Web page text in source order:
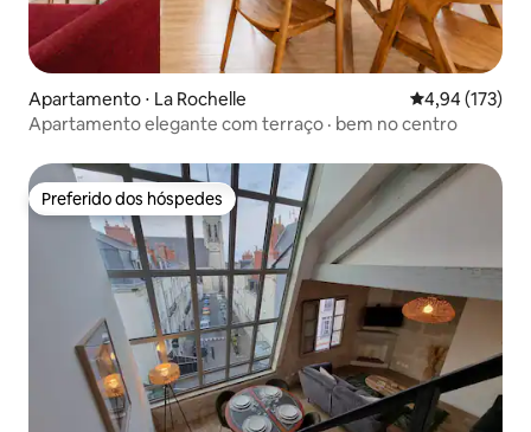
Apartamento ⋅ La Rochelle 4,94 de uma
4,94 (173)
Apartamento elegante com terraço · bem no centro
Preferido dos hóspedes
Preferido dos hóspedes